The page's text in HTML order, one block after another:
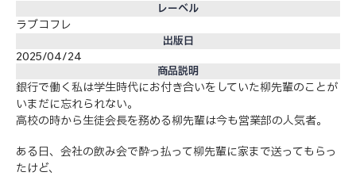
レーベル
ラブコフレ
出版日
2025/04/24
商品説明
銀行で働く私は学生時代にお付き合いをしていた柳先輩のことが
いまだに忘れられない。
高校の時から生徒会長を務める柳先輩は今も営業部の人気者。
ある日、会社の飲み会で酔っ払って柳先輩に家まで送ってもらっ
たけど、